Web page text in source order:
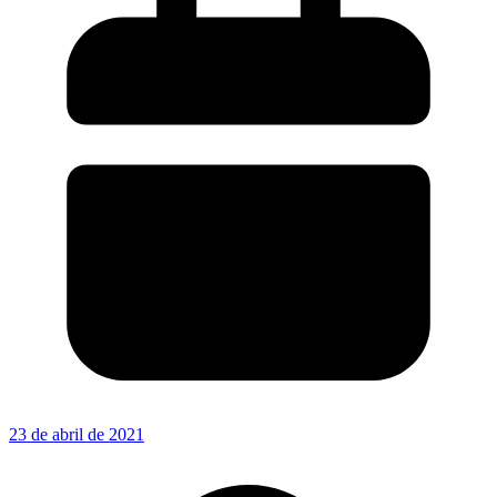
23 de abril de 2021